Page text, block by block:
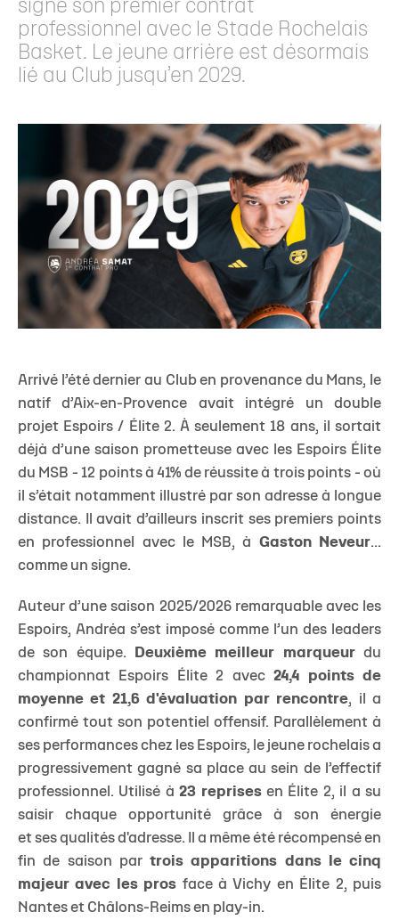
signé son premier contrat
professionnel avec le Stade Rochelais
Basket. Le jeune arrière est désormais
lié au Club jusqu’en 2029.
Arrivé l’été dernier au Club en provenance du Mans, le
natif d’Aix-en-Provence avait intégré un double
projet Espoirs / Élite 2. À seulement 18 ans, il sortait
déjà d’une saison prometteuse avec les Espoirs Élite
du MSB - 12 points à 41% de réussite à trois points - où
il s’était notamment illustré par son adresse à longue
distance. Il avait d’ailleurs inscrit ses premiers points
en professionnel avec le MSB, à Gaston Neveur...
comme un signe.
Auteur d’une saison 2025/2026 remarquable avec les
Espoirs, Andréa s’est imposé comme l’un des leaders
de son équipe.
Deuxième meilleur marqueur du
championnat Espoirs Élite 2 avec24,4 points de
moyenne et 21,6 d'évaluation par rencontre, il a
confirmé tout son potentiel offensif. Parallèlement à
ses performances chez les Espoirs, le jeune rochelais a
progressivement gagné sa place au sein de l’effectif
professionnel. Utilisé à23 reprisesen Élite 2, il a su
saisir chaque opportunité grâce à son énergie
et ses qualités d'adresse. Il a même été récompensé en
fin de saison par trois apparitions dans le cinq
majeur avec les pros face à Vichy en Élite 2, puis
Nantes et Châlons-Reims en play-in.